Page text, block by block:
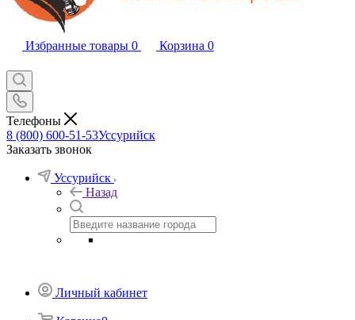
Избранные товары 0 Корзина 0
Телефоны
8 (800) 600-51-53Уссурийск
Заказать звонок
Уссурийск
Назад
Личный кабинет